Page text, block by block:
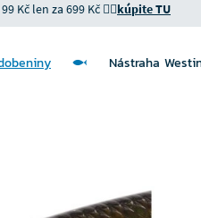
Kč len za 699 Kč 👉🏻kúpite TU
Nástraha